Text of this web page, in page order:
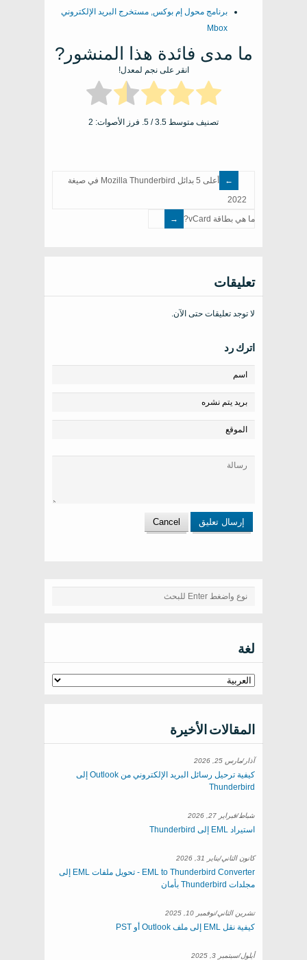
برنامج محول إم بوكس, مستخرج البريد الإلكتروني
Mbox
ما مدى فائدة هذا المنشور?
انقر على نجم لمعدل!
تصنيف متوسط 3.5/ 5. فرز الأصوات: 2
أعلى 5 بدائل Mozilla Thunderbird في صيغة
2022
ما هي بطاقة vCard?
تعليقات
لا توجد تعليقات حتى الآن.
اترك رد
لغة
المقالات الأخيرة
آذار/مارس 25, 2026
كيفية ترحيل رسائل البريد الإلكتروني من Outlook إلى
Thunderbird
شباط/فبراير 27, 2026
استيراد EML إلى Thunderbird
كانون الثاني/يناير 31, 2026
EML to Thunderbird Converter - تحويل ملفات EML إلى
مجلدات Thunderbird بأمان
تشرين الثاني/نوفمبر 10, 2025
كيفية نقل EML إلى ملف Outlook أو PST
أيلول/سبتمبر 3, 2025